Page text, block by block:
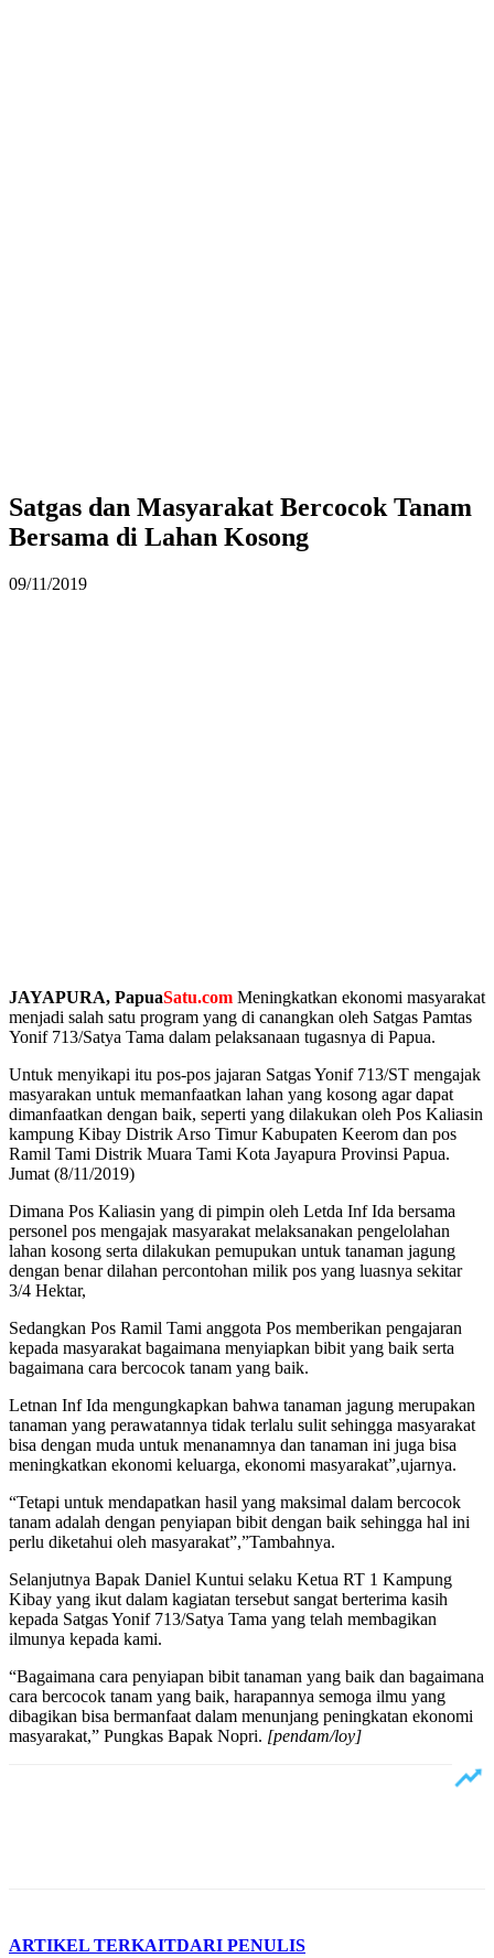
Satgas dan Masyarakat Bercocok Tanam
Bersama di Lahan Kosong
09/11/2019
JAYAPURA, PapuaSatu.com Meningkatkan ekonomi masyarakat
menjadi salah satu program yang di canangkan oleh Satgas Pamtas
Yonif 713/Satya Tama dalam pelaksanaan tugasnya di Papua.
Untuk menyikapi itu pos-pos jajaran Satgas Yonif 713/ST mengajak
masyarakan untuk memanfaatkan lahan yang kosong agar dapat
dimanfaatkan dengan baik, seperti yang dilakukan oleh Pos Kaliasin
kampung Kibay Distrik Arso Timur Kabupaten Keerom dan pos
Ramil Tami Distrik Muara Tami Kota Jayapura Provinsi Papua.
Jumat (8/11/2019)
Dimana Pos Kaliasin yang di pimpin oleh Letda Inf Ida bersama
personel pos mengajak masyarakat melaksanakan pengelolahan
lahan kosong serta dilakukan pemupukan untuk tanaman jagung
dengan benar dilahan percontohan milik pos yang luasnya sekitar
3/4 Hektar,
Sedangkan Pos Ramil Tami anggota Pos memberikan pengajaran
kepada masyarakat bagaimana menyiapkan bibit yang baik serta
bagaimana cara bercocok tanam yang baik.
Letnan Inf Ida mengungkapkan bahwa tanaman jagung merupakan
tanaman yang perawatannya tidak terlalu sulit sehingga masyarakat
bisa dengan muda untuk menanamnya dan tanaman ini juga bisa
meningkatkan ekonomi keluarga, ekonomi masyarakat”,ujarnya.
“Tetapi untuk mendapatkan hasil yang maksimal dalam bercocok
tanam adalah dengan penyiapan bibit dengan baik sehingga hal ini
perlu diketahui oleh masyarakat”,”Tambahnya.
Selanjutnya Bapak Daniel Kuntui selaku Ketua RT 1 Kampung
Kibay yang ikut dalam kagiatan tersebut sangat berterima kasih
kepada Satgas Yonif 713/Satya Tama yang telah membagikan
ilmunya kepada kami.
“Bagaimana cara penyiapan bibit tanaman yang baik dan bagaimana
cara bercocok tanam yang baik, harapannya semoga ilmu yang
dibagikan bisa bermanfaat dalam menunjang peningkatan ekonomi
masyarakat,” Pungkas Bapak Nopri. [pendam/loy]
ARTIKEL TERKAITDARI PENULIS